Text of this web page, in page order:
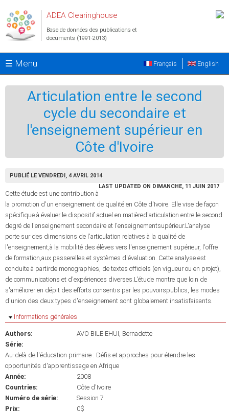
ADEA Clearinghouse
Base de données des publications et
documents (1991-2013)
☰ Menu English
Français
Articulation entre le second
cycle du secondaire et
l'enseignement supérieur en
Côte d'Ivoire
PUBLIÉ LE VENDREDI, 4 AVRIL 2014
LAST UPDATED ON DIMANCHE, 11 JUIN 2017
Cette étude est une contribution à
la promotion d'un enseignement de qualité en Côte d'Ivoire. Elle vise de façon
spécifique à évaluer le dispositif actuel en matièred'articulation entre le second
degré de l'enseignement secondaire et l'enseignementsupérieur.L'analyse
porte sur des dimensions de l'articulation relatives à la qualité de
l'enseignement,à la mobilité des élèves vers l'enseignement supérieur, l'offre
de formation,aux passerelles et systèmes d'évaluation. Cette analyse est
conduite à partirde monographies, de textes officiels (en vigueur ou en projet),
de communications et d'expériences diverses.L'étude montre que loin de
s'améliorer en dépit des efforts consentis par les pouvoirspublics, les modes
d'union des deux types d'enseignement sont globalement insatisfaisants.
Masquer
Informations générales
Authors:
AVO BILE EHUI, Bernadette
Série:
Au-delà de l'éducation primaire : Défis et approches pour étendre les
opportunités d'apprentissage en Afrique
Année:
2008
Countries:
Côte d'Ivoire
Numéro de série:
Session 7
Prix:
0$